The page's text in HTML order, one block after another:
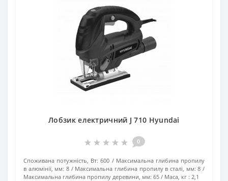
Лобзик електричний J 710 Hyundai
0
Споживана потужність, Вт: 600
Максимальна глибина пропилу
в алюмінії, мм: 8 Максимальна глибина пропилу в сталі, мм: 8
Максимальна глибина пропилу деревини, мм: 65 Маса, кг : 2,1